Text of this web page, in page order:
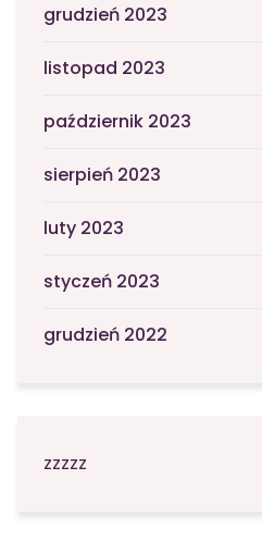
grudzień 2023
listopad 2023
październik 2023
sierpień 2023
luty 2023
styczeń 2023
grudzień 2022
zzzzz